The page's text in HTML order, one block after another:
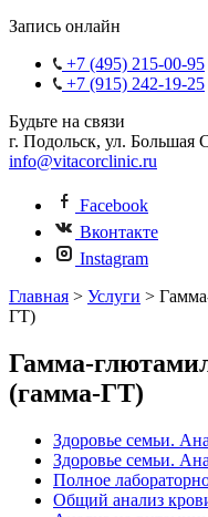
Запись онлайн
+7 (495) 215-00-95
+7 (915) 242-19-25
Будьте на связи
г. Подольск, ул. Большая
info@vitacorclinic.ru
Facebook
Вконтакте
Instagram
Главная > Услуги >
ГТ)
Гамма-
(гамма-ГТ)
Здоровье семьи.
Здоровье семьи.
Полное
Общий анализ